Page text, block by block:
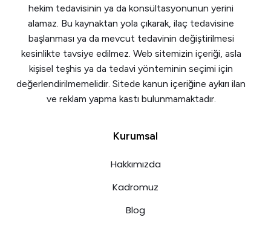
hekim tedavisinin ya da konsültasyonunun yerini
alamaz. Bu kaynaktan yola çıkarak, ilaç tedavisine
başlanması ya da mevcut tedavinin değiştirilmesi
kesinlikte tavsiye edilmez. Web sitemizin içeriği, asla
kişisel teşhis ya da tedavi yönteminin seçimi için
değerlendirilmemelidir. Sitede kanun içeriğine aykırı ilan
ve reklam yapma kastı bulunmamaktadır.
Kurumsal
Hakkımızda
Kadromuz
Blog